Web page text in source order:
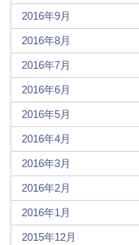
2016年9月
2016年8月
2016年7月
2016年6月
2016年5月
2016年4月
2016年3月
2016年2月
2016年1月
2015年12月